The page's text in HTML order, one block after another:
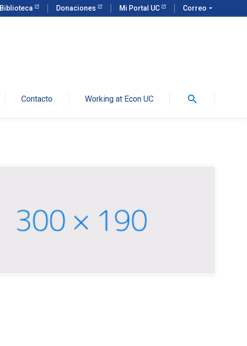
Biblioteca Donaciones Mi Portal UC Correo arrow_drop_down
Contacto Working at Econ UC search